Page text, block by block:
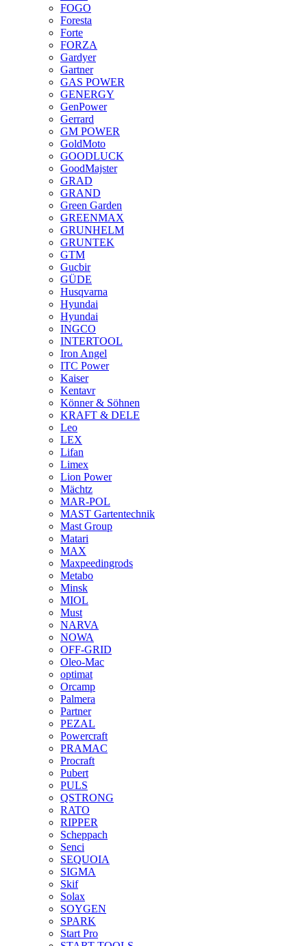
FOGO
Foresta
Forte
FORZA
Gardyer
Gartner
GAS POWER
GENERGY
GenPower
Gerrard
GM POWER
GoldMoto
GOODLUCK
GoodMajster
GRAD
GRAND
Green Garden
GREENMAX
GRUNHELM
GRUNTEK
GTM
Gucbir
GÜDE
Husqvarna
Hyundai
Hyundai
INGCO
INTERTOOL
Iron Angel
ITC Power
Kaiser
Kentavr
Könner & Söhnen
KRAFT & DELE
Leo
LEX
Lifan
Limex
Lion Power
Mächtz
MAR-POL
MAST Gartentechnik
Mast Group
Matari
MAX
Maxpeedingrods
Metabo
Minsk
MIOL
Must
NARVA
NOWA
OFF-GRID
Oleo-Mac
optimat
Orcamp
Palmera
Partner
PEZAL
Powercraft
PRAMAC
Procraft
Pubert
PULS
QSTRONG
RATO
RIPPER
Scheppach
Senci
SEQUOIA
SIGMA
Skif
Solax
SOYGEN
SPARK
Start Pro